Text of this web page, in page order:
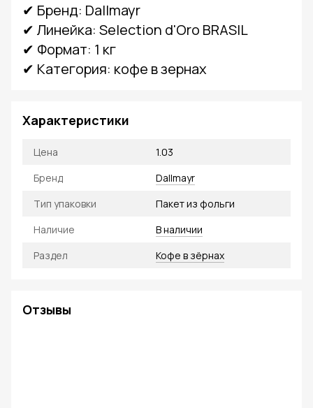
✔ Бренд: Dallmayr
✔ Линейка: Selection d'Oro BRASIL
✔ Формат: 1 кг
✔ Категория: кофе в зернах
Характеристики
Цена
1.03
Бренд
Dallmayr
Тип упаковки
Пакет из фольги
Наличие
В наличии
Раздел
Кофе в зёрнах
Отзывы